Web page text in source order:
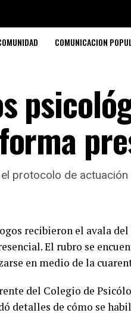
COMUNICACION
protocolo de
recibieron el avala
El rubro se
en medio de la
del Colegio de
detalles de cómo se